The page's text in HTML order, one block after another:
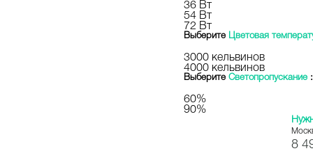
36 Вт
54 Вт
72 Вт
Выберите Цветовая
3000 кельвинов
4000 кельвинов
Выберите Светопропускание :
60%
90%
8